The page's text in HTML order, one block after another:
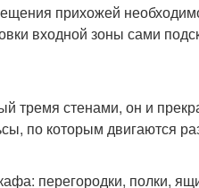
прихожей
входной зоны сами
тремя стенами, он и
по которым двигаются
перегородки, полки,